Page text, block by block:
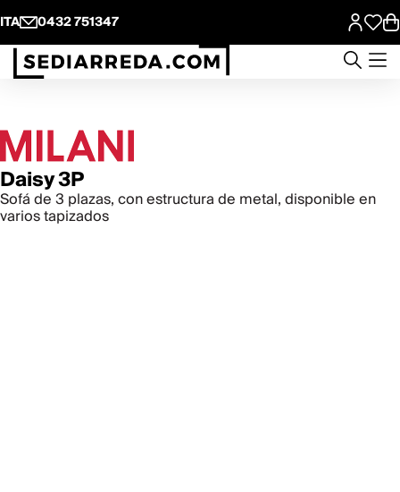
ITA 0432 751347
Daisy 3P
Sofá de 3 plazas, con estructura de metal, disponible en
varios tapizados